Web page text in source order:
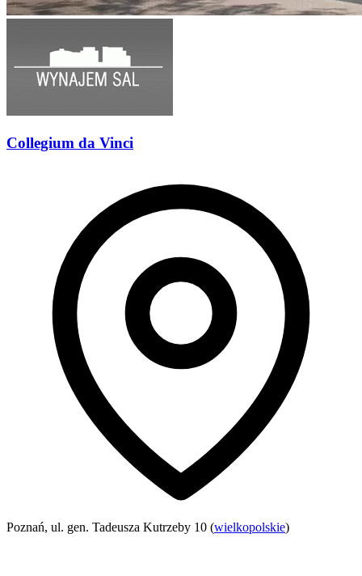
Collegium da Vinci
Poznań, ul. gen. Tadeusza Kutrzeby 10 (wielkopolskie)